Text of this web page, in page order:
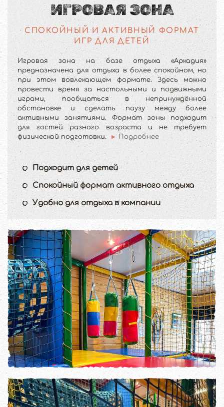
ИГРОВАЯ ЗОНА
СПОКОЙНЫЙ И АКТИВНЫЙ ФОРМАТ
ИГР ДЛЯ ДЕТЕЙ
Игровая зона на базе отдыха «Аркадия»
предназначена для отдыха в более спокойном, но
при этом вовлекающем формате. Здесь можно
провести время за настольными и подвижными
играми, пообщаться в непринуждённой
обстановке и сделать паузу между более
активными занятиями. Формат зоны подходит
для гостей разного возраста и не требует
физической подготовки.
Подробнее
Подходит для детей
Спокойный формат активного отдыха
Удобно для отдыха в компании